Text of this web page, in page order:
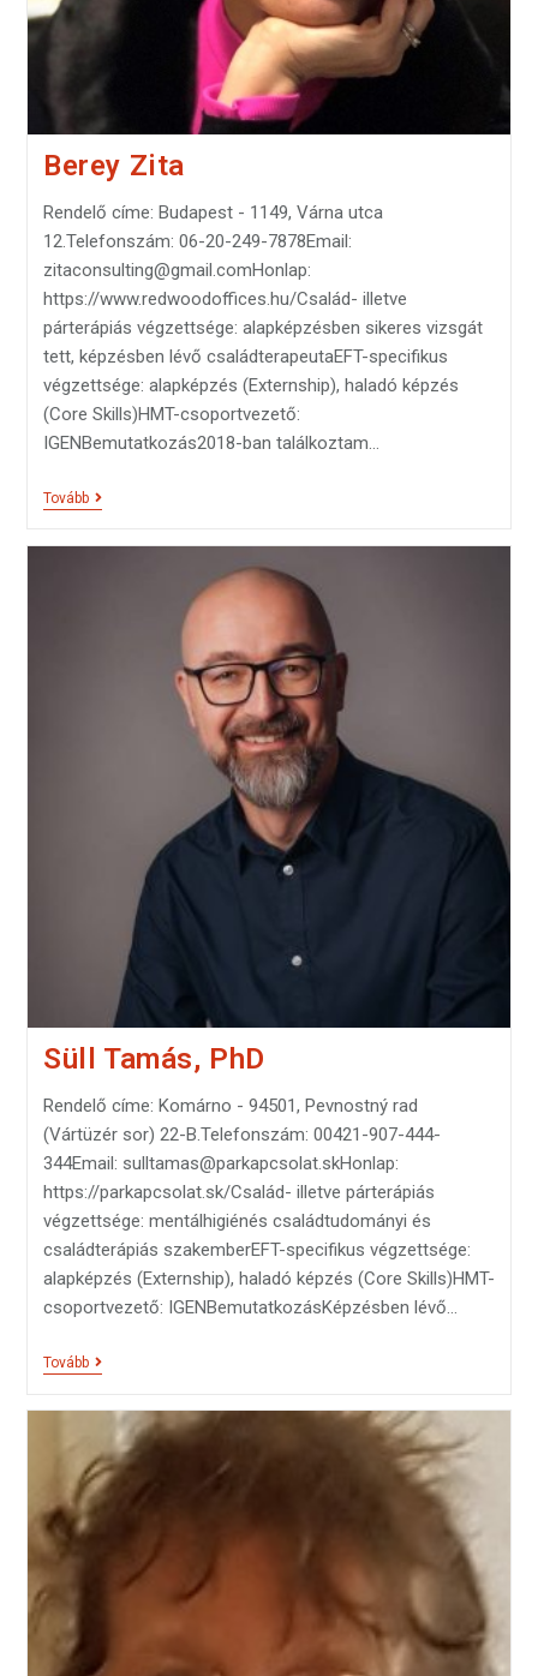
Berey Zita
Rendelő címe: Budapest - 1149, Várna utca
12.Telefonszám: 06-20-249-7878Email:
zitaconsulting@gmail.comHonlap:
https://www.redwoodoffices.hu/Család- illetve
párterápiás végzettsége: alapképzésben sikeres vizsgát
tett, képzésben lévő családterapeutaEFT-specifikus
végzettsége: alapképzés (Externship), haladó képzés
(Core Skills)HMT-csoportvezető:
IGENBemutatkozás2018-ban találkoztam…
Tovább
Süll Tamás, PhD
Rendelő címe: Komárno - 94501, Pevnostný rad
(Vártüzér sor) 22-B.Telefonszám: 00421-907-444-
344Email: sulltamas@parkapcsolat.skHonlap:
https://parkapcsolat.sk/Család- illetve párterápiás
végzettsége: mentálhigiénés családtudományi és
családterápiás szakemberEFT-specifikus végzettsége:
alapképzés (Externship), haladó képzés (Core Skills)HMT-
csoportvezető: IGENBemutatkozásKépzésben lévő…
Tovább